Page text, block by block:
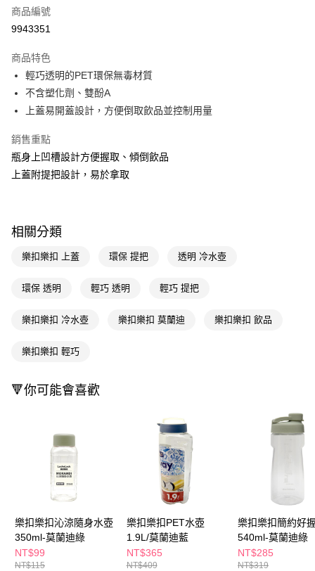
信用卡一次付款
LINE Pay
Apple Pay
悠遊付
Google Pay
【關於「AFTEE先享後付」】
便利好安心！
２．便利：只要手機號碼，簡訊認證，即可結帳。
【「AFTEE先享後付」結帳流程】
結帳頁面，進行簡訊認證並確認金額後，即可完成結帳。
ATM／網路銀行／等多元方式進行付款，方視為交易完成。
購買商品的店家。未經商家同意取消之訂單仍視為有效，需透過AFTEE先享
※ 交易是否成功請以「AFTEE先享後付 」之結帳頁面顯示為準，若有關於
是否繳費成功／繳費後需取消欲退款等相關疑問，請聯繫「AFTEE先享後付
客戶支援中心」
https://netprotections.freshdesk.com/support/home
【注意事項】
１．透過由恩沛科技股份有限公司提供之「AFTEE先享後付」服務完成之交
權轉讓予恩沛科技股份有限公司。
２．關於個人資料處理事宜，請瀏覽以下網址：
https://aftee.tw/terms/#terms3
３．未成年的使用者請事先徵得法定代理人或監護人之同意方可使用
每筆NT$65，滿NT$390(含以上)免運費
付款後全家取貨
萊爾富取貨付款
付款後萊爾富取貨
每筆NT$65，滿NT$490(含以上)免運費
7-11取貨付款
每筆NT$65，滿NT$490(含以上)免運費
付款後7-11取貨
每筆NT$65，滿NT$490(含以上)免運費
商品編號
9943351
商品特色
輕巧透明的PET環保無毒材質
不含塑化劑、雙酚A
上蓋易開蓋設計，方便倒取飲品並控制用量
銷售重點
瓶身上凹槽設計方便握取、傾倒飲品
上蓋附提把設計，易於拿取
相關分類
樂扣樂扣 上蓋 環保 提把 透明 冷水壺
環保 透明 輕巧 透明 輕巧 提把
樂扣樂扣 冷水壺 樂扣樂扣 莫蘭迪 樂扣樂扣 飲品
樂扣樂扣 輕巧
🔻你可能會喜歡
樂扣樂扣沁涼隨身水壺
350ml-莫蘭迪綠
NT$99
NT$115
樂扣樂扣PET水壺
1.9L/莫蘭迪藍
NT$365
NT$409
樂扣樂扣簡約好
540ml-莫蘭迪綠
NT$285
NT$319